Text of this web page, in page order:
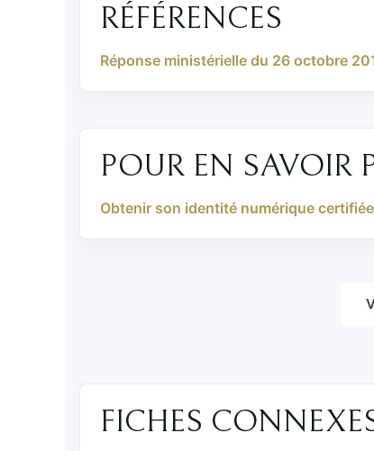
RÉFÉRENCES
Réponse ministérielle du 26 octobre
POUR EN SAVOIR
Obtenir son identité numérique certifiée
FICHES